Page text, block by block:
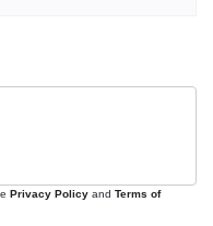
Privacy Policy and Terms of